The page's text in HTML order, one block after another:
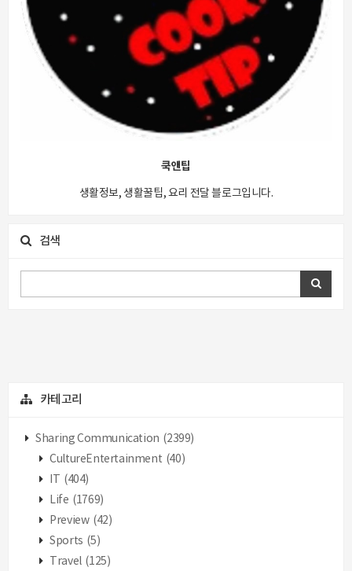
쿡앤팁
생활정보, 생활꿀팁, 요리 전달 블로그입니다.
검색
카테고리
Sharing Communication (2399)
CultureEntertainment (40)
(404)
Life (1769)
Preview (42)
Sports (5)
Travel (125)